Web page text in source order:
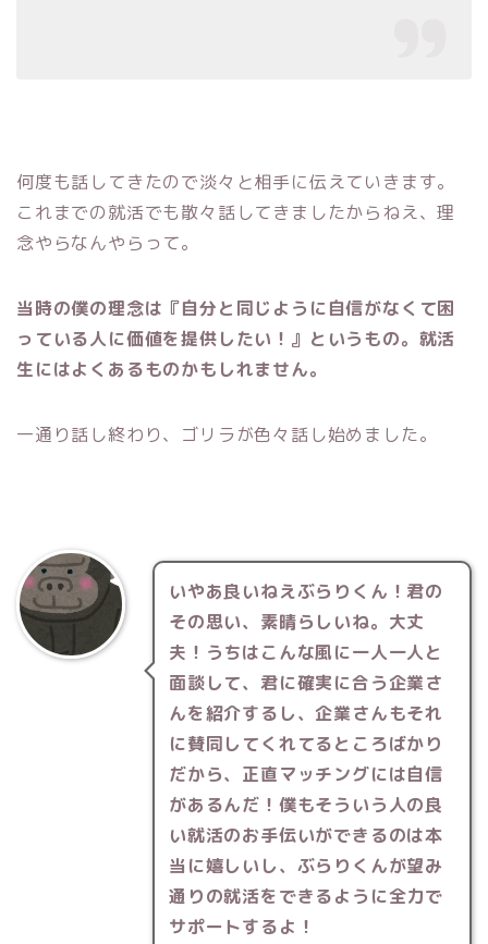
何度も話してきたので淡々と相手に伝えていきます。
これまでの就活でも散々話してきましたからねえ、理
念やらなんやらって。
当時の僕の理念は『自分と同じように自信がなくて困
っている人に価値を提供したい！』というもの。就活
生にはよくあるものかもしれません。
一通り話し終わり、ゴリラが色々話し始めました。
いやあ良いねえぶらりくん！君の
その思い、素晴らしいね。大丈
夫！うちはこんな風に一人一人と
面談して、君に確実に合う企業さ
んを紹介するし、企業さんもそれ
に賛同してくれてるところばかり
だから、正直マッチングには自信
があるんだ！僕もそういう人の良
い就活のお手伝いができるのは本
当に嬉しいし、ぶらりくんが望み
通りの就活をできるように全力で
サポートするよ！